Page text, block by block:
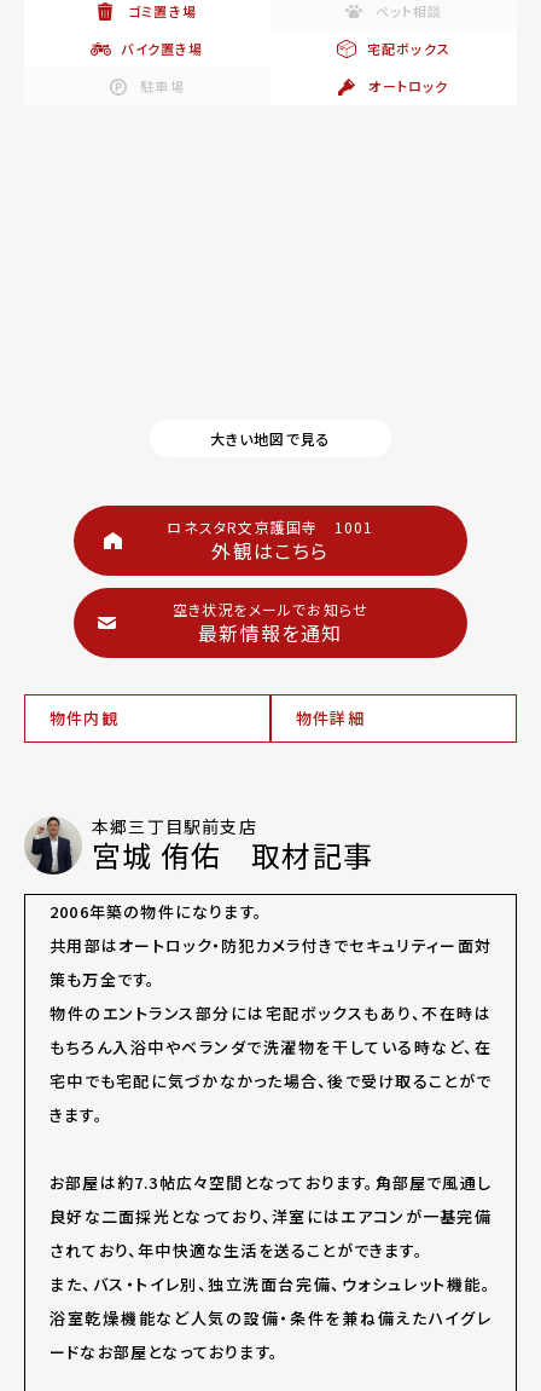
ゴミ置き場
ペット相談
バイク置き場
宅配ボックス
駐車場
オートロック
大きい地図で見る
ロネスタR文京護国寺 1001
外観はこちら
空き状況をメールでお知らせ
最新情報を通知
物件内観 物件詳細
本郷三丁目駅前支店
宮城 侑佑 取材記事
2006年築の物件になります。
共用部はオートロック・防犯カメラ付きでセキュリティー面対
策も万全です。
物件のエントランス部分には宅配ボックスもあり、不在時は
もちろん入浴中やベランダで洗濯物を干している時など、在
宅中でも宅配に気づかなかった場合、後で受け取ることがで
きます。
お部屋は約7.3帖広々空間となっております。角部屋で風通し
良好な二面採光となっており、洋室にはエアコンが一基完備
されており、年中快適な生活を送ることができます。
また、バス・トイレ別、独立洗面台完備、ウォシュレット機能。
浴室乾燥機能など人気の設備・条件を兼ね備えたハイグレ
ードなお部屋となっております。